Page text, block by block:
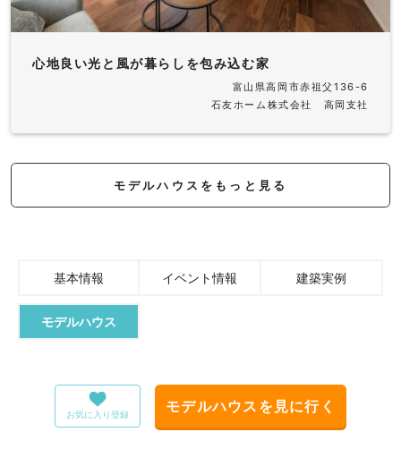
心地良い光と風が暮らしを包み込む家
富山県高岡市赤祖父136-6
石友ホーム株式会社 高岡支社
モデルハウスをもっと見る
基本情報 イベント情報 建築実例
モデルハウス
お気に入り登録 モデルハウスを見に行く